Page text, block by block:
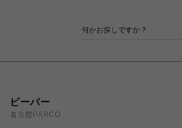
ビーバー
名古屋PARCO